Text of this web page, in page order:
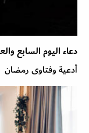
دعاء اليوم السابع
أدعية وفتاوى رمضان